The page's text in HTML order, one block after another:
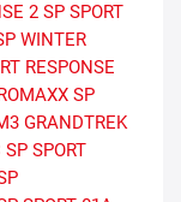
2 SP SPORT
WINTER
RESPONSE
SP
GRANDTREK
SP SPORT